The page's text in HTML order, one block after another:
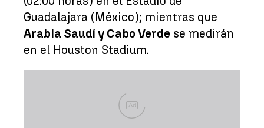
Guadalajara (México); mientras que
Arabia Saudí y Cabo Verde se medirán
en el Houston Stadium.
Ad